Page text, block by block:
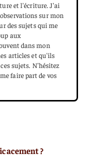
et l'écriture. J'ai
sur mon
des sujets qui me
aux
dans mon
articles et qu'ils
sujets. N'hésitez
faire part de vos
?